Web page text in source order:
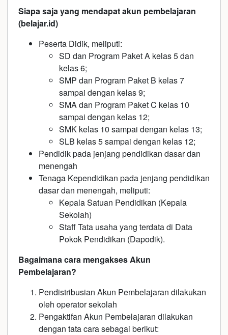
Siapa saja yang mendapat akun pembelajaran
(belajar.id)
Peserta Didik, meliputi:
SD dan Program Paket A kelas 5 dan
kelas 6;
SMP dan Program Paket B kelas 7
sampai dengan kelas 9;
SMA dan Program Paket C kelas 10
sampai dengan kelas 12;
SMK kelas 10 sampai dengan kelas 13;
SLB kelas 5 sampai dengan kelas 12;
Pendidik pada jenjang pendidikan dasar dan
menengah
Tenaga Kependidikan pada jenjang pendidikan
dasar dan menengah, meliputi:
Kepala Satuan Pendidikan (Kepala
Sekolah)
Staff Tata usaha yang terdata di Data
Pokok Pendidikan (Dapodik).
Bagaimana cara mengakses Akun
Pembelajaran?
Pendistribusian Akun Pembelajaran dilakukan
oleh operator sekolah
Pengaktifan Akun Pembelajaran dilakukan
dengan tata cara sebagai berikut: